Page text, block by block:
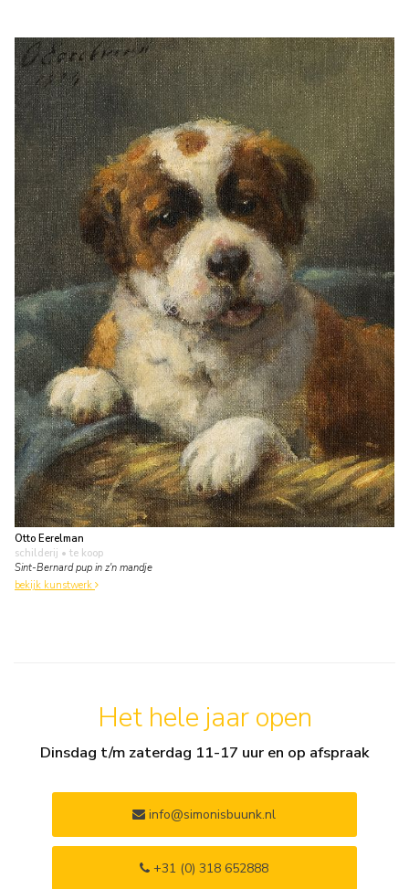
Otto Eerelman
schilderij • te koop
Sint-Bernard pup in z'n mandje
bekijk kunstwerk
Het hele jaar open
Dinsdag t/m zaterdag 11-17 uur en op afspraak
info@simonisbuunk.nl
+31 (0) 318 652888